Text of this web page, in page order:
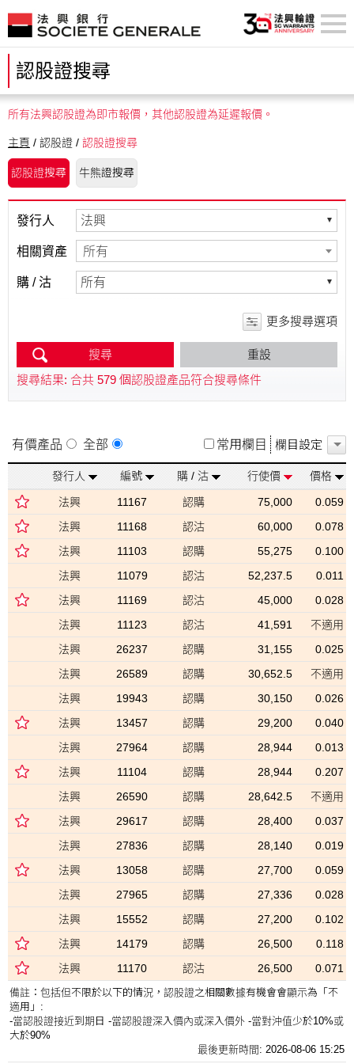
認股證搜尋
所有法興認股證為即市報價，其他認股證為延遲報價。
認股證搜尋 牛熊證搜尋
主頁 / 認股證 / 認股證搜尋
發行人
相關資產 所有
購 / 沽
到期日 至
實際槓桿 至
引伸波幅 至
換股比率 至
更多搜尋選項
搜尋
重設
搜尋結果: 合共 579 個認股證產品符合搜尋條件
有價產品 全部 常用欄目
發行人 編號 購 / 沽 行使價 價格
法興 11167 認購 75,000
0.059
法興
11168 認沽 60,000
0.078
法興
11103 認購 55,275
0.100
法興
11079 認沽 52,237.5
0.011
法興
11169 認沽 45,000
0.028
法興
11123 認沽 41,591
不適用
法興
26237 認購 31,155
0.025
法興
26589 認購 30,652.5
不適用
法興
19943 認購 30,150
0.026
法興
13457 認購 29,200
0.040
法興
27964 認購 28,944
0.013
法興
11104 認購 28,944
0.207
法興
26590 認購 28,642.5
不適用
法興
29617 認購 28,400
0.037
法興
27836 認購 28,140
0.019
法興
13058 認購 27,700
0.059
法興
27965 認購 27,336
0.028
法興
15552 認購 27,200
0.102
法興
14179 認購 26,500
0.118
法興
11170 認沽 26,500 0.071
備註： 包括但不限於以下的情況，認股證之相關數據有機會會顯示為「不
適用」:
-當認股證接近到期日 -當認股證深入價內或深入價外 -當對沖值少於10%或
大於90%
最後更新時間: 2026-08-06 15:25